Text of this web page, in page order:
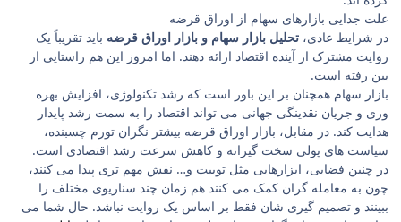
علت جدایی بازارهای سهام از اوراق قرضه
در شرایط عادی، تحلیل بازار سهام و بازار اوراق قرضه باید تقریباً یک
روایت مشترک از آینده اقتصاد ارائه دهند. اما امروز این هم ‌راستایی از
بین رفته است.
بازار سهام همچنان بر این باور است که رشد تکنولوژی، افزایش بهره‌
وری و جریان نقدینگی جهانی می ‌تواند اقتصاد را به سمت رشد پایدار
هدایت کند. در مقابل، بازار اوراق قرضه بیشتر نگران تورم چسبنده،
سیاست‌ های پولی سخت ‌گیرانه و کاهش سرعت رشد اقتصادی است.
در چنین فضایی، ابزارهایی مثل توبیت و… نقش مهم ‌تری پیدا می ‌کنند،
چون به معامله ‌گران کمک می ‌کنند هم ‌زمان چند سناریوی مختلف را
ببینند و تصمیم‌ گیری ‌شان فقط بر اساس یک روایت نباشد. حال شما می